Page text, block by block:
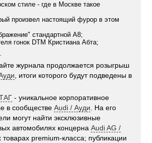
стиле - где в Москве такое
произвел настоящий фурор в этом
стандартной А8;
гонок DTM Кристиана Абта;
журнала продолжается розыгрыш
, итоги которого будут подведены в
- уникальное корпоративное
в сообществеAudi / Ауди . На его
могут найти эксклюзивные
автомобилях концернаAudi AG /
товарах premium-класса; публикации